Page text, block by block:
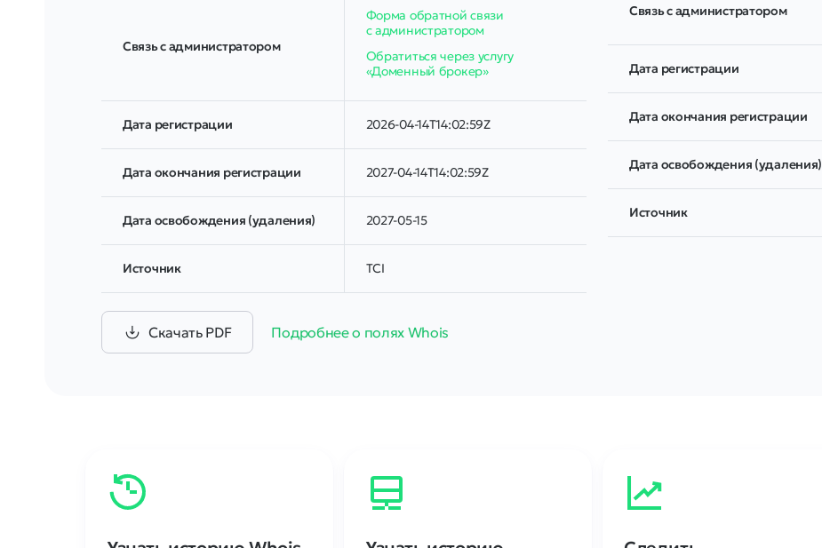
Связь с администратором
Форма обратной связи
с администратором
Обратиться через услугу
«Доменный брокер»
Дата регистрации 2026-04-14T14:02:59Z
Дата окончания регистрации 2027-04-14T14:02:59Z
Дата освобождения (удаления) 2027-05-15
Источник TCI
Связь с администратором
Дата регистрации
Дата окончания регистрации
Дата освобождения (удаления)
Источник
Скачать PDF Подробнее о полях Whois